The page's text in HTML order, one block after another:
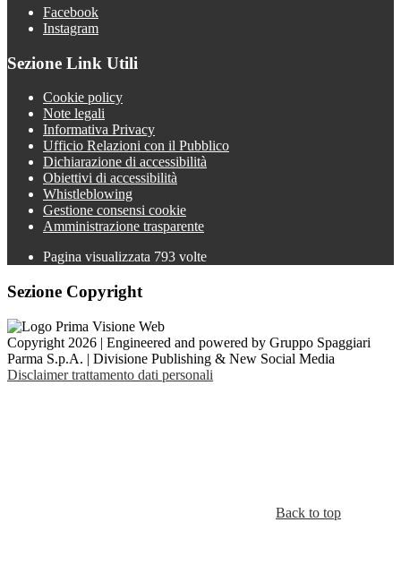
Facebook
Instagram
Sezione Link Utili
Cookie policy
Note legali
Informativa Privacy
Ufficio Relazioni con il Pubblico
Dichiarazione di accessibilità
Obiettivi di accessibilità
Whistleblowing
Gestione consensi cookie
Amministrazione trasparente
Pagina visualizzata 793 volte
Sezione Copyright
Copyright 2026 | Engineered and powered by Gruppo Spaggiari
Parma S.p.A. | Divisione Publishing & New Social Media
Disclaimer trattamento dati personali
Back to top